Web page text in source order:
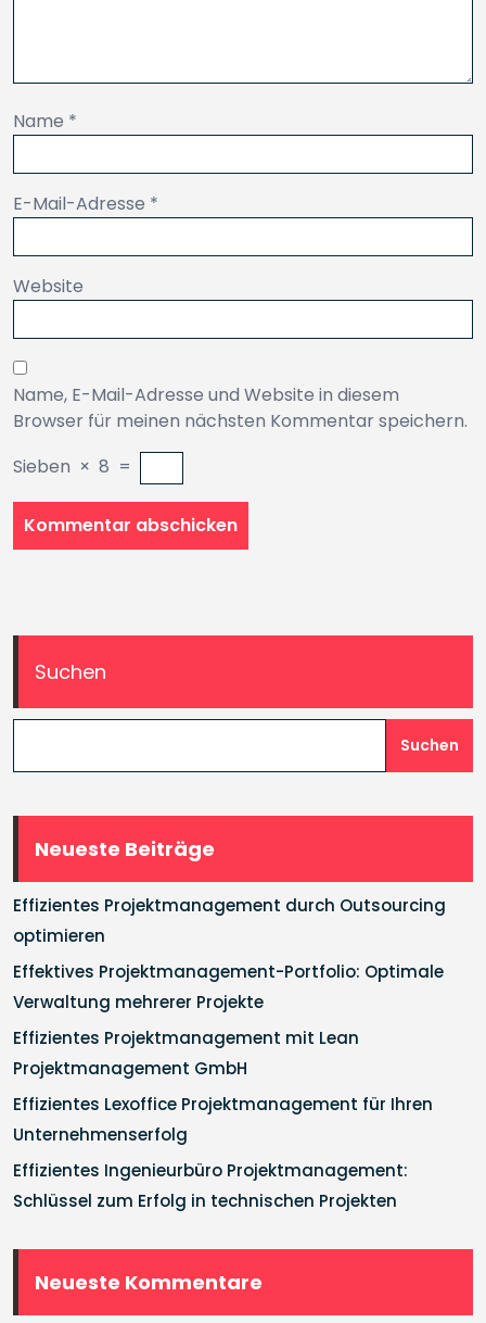
Name *
E-Mail-Adresse *
Website
Name, E-Mail-Adresse und Website in diesem
Browser für meinen nächsten Kommentar speichern.
Sieben × 8 =
Suchen
Suchen
Neueste Beiträge
Effizientes Projektmanagement durch Outsourcing
optimieren
Effektives Projektmanagement-Portfolio: Optimale
Verwaltung mehrerer Projekte
Effizientes Projektmanagement mit Lean
Projektmanagement GmbH
Effizientes Lexoffice Projektmanagement für Ihren
Unternehmenserfolg
Effizientes Ingenieurbüro Projektmanagement:
Schlüssel zum Erfolg in technischen Projekten
Neueste Kommentare